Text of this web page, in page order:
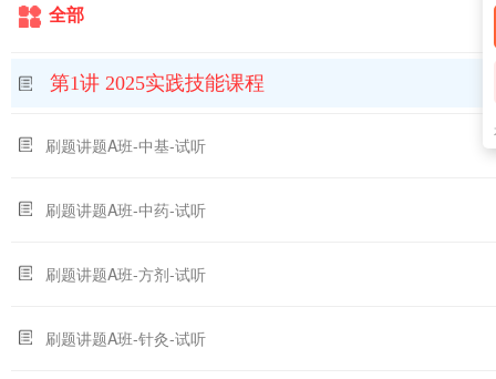
全部
第1讲 2025实践技能课程
刷题讲题A班-中基-试听
刷题讲题A班-中药-试听
刷题讲题A班-方剂-试听
刷题讲题A班-针灸-试听